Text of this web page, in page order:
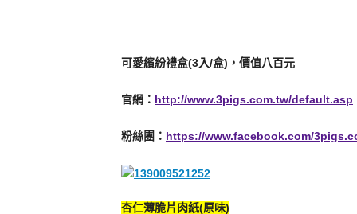
可愛繽紛禮盒(3入/盒)，價值八百元
官網： http://www.3pigs.com.tw/default.asp
粉絲團： https://www.facebook.com/
杏仁薄脆片肉紙(原味)